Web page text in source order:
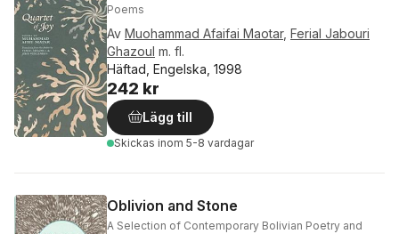
Poems
Av Muohammad Afaifai Maotar, Ferial Jabouri
Ghazoul m. fl.
Häftad, Engelska, 1998
242 kr
Lägg till
Skickas inom 5-8 vardagar
Oblivion and Stone
A Selection of Contemporary Bolivian Poetry and